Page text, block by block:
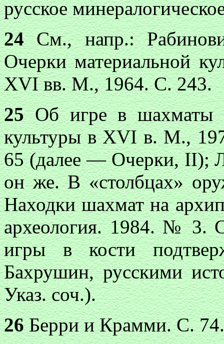
русское
24См., напр.:
Очерки материальной
XVI вв. М., 1964. С. 243.
25Об игре в шахматы
культуры в XVI в. М.,
65 (далее — Очерки, II);
он же. В «столбцах»
Находки шахмат на
археология. 1984. № 3.
игры в кости
Бахрушин, русскими
Указ. соч.).
26Берри и Крамми. С. 74.